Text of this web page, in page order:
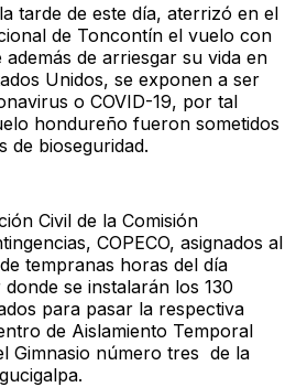
tarde de este día, aterrizó en el
de Toncontín el vuelo con
de arriesgar su vida en
Unidos, se exponen a ser
o COVID-19, por tal
hondureño fueron sometidos
de bioseguridad.
Civil de la Comisión
COPECO, asignados al
tempranas horas del día
se instalarán los 130
para pasar la respectiva
de Aislamiento Temporal
Gimnasio número tres de la